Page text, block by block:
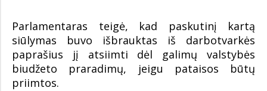
Parlamentaras teigė, kad paskutinį kartą
siūlymas buvo išbrauktas iš darbotvarkės
paprašius jį atsiimti dėl galimų valstybės
biudžeto praradimų, jeigu pataisos būtų
priimtos.